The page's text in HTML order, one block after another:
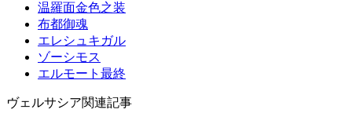
温羅面金色之装
布都御魂
エレシュキガル
ゾーシモス
エルモート最終
ヴェルサシア関連記事